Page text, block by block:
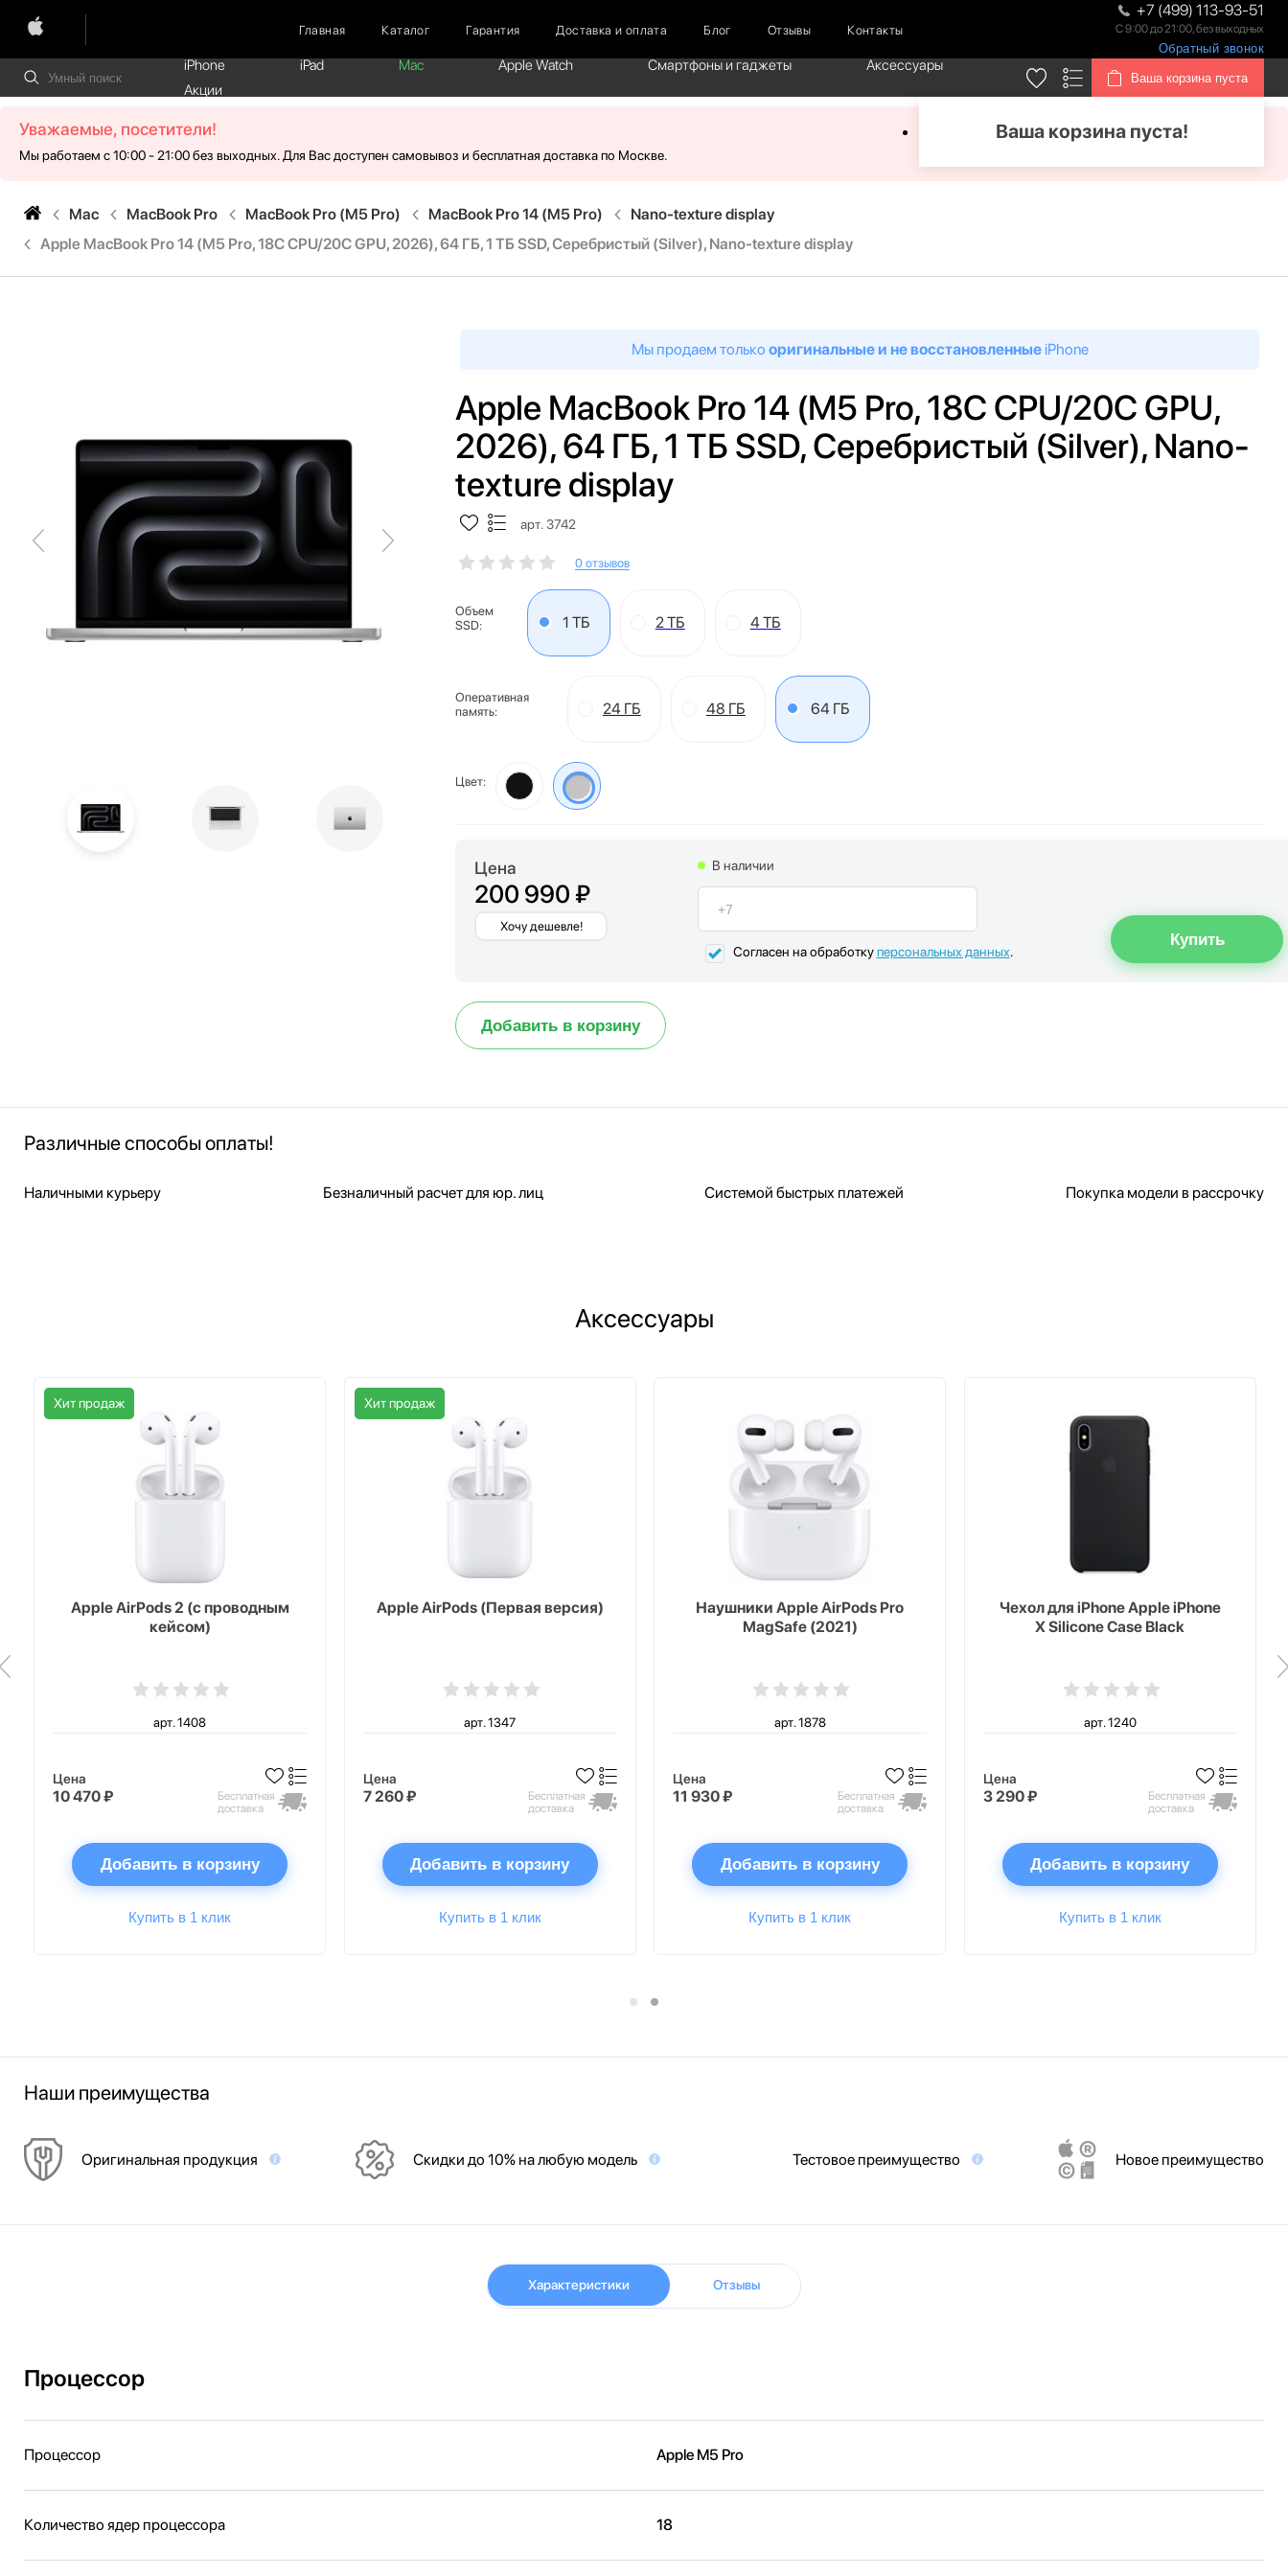
Главная Каталог Гарантия Доставка и оплата Блог Отзывы Контакты
+7 (499) 113-93-51
С 9:00 до 21:00, без выходных
Обратный звонок
iPhone iPad Mac Apple Watch Смартфоны и гаджеты
Аксессуары
Акции
Ваша корзина пуста
Ваша корзина пуста!
Уважаемые, посетители!
Мы работаем с 10:00 - 21:00 без выходных. Для Вас доступен самовывоз и бесплатная доставка по Москве.
Mac MacBook Pro MacBook Pro (M5 Pro) MacBook Pro 14 (M5 Pro)
Nano-texture display
Apple MacBook Pro 14 (M5 Pro, 18C CPU/20C GPU, 2026), 64 ГБ, 1 ТБ SSD, Серебристый (Silver), Nano-texture display
Мы продаем только оригинальные и не восстановленныеiPhone
Apple MacBook Pro 14 (M5 Pro, 18C CPU/20C GPU,
2026), 64 ГБ, 1 ТБ SSD, Серебристый (Silver), Nano-
texture display
арт. 3742
0 отзывов
Объем
SSD:
1 ТБ 2 ТБ 4 ТБ
Оперативная
память:
24 ГБ 48 ГБ 64 ГБ
Цвет:
Цена
200 990 ₽
Хочу дешевле!
В наличии
Согласен на обработкуперсональных данных.
Добавить в корзину
Различные способы оплаты!
Наличными курьеру Безналичный расчет для юр. лиц Системой быстрых платежей Покупка модели в рассрочку
Аксессуары
Хит продаж
Apple AirPods 2 (с проводным
кейсом)
арт. 1408
Цена
10 470 ₽
Бесплатная
доставка
Добавить в корзину
Купить в 1 клик
Хит продаж
Apple AirPods (Первая версия)
арт. 1347
Цена
7 260 ₽
Бесплатная
доставка
Добавить в корзину
Купить в 1 клик
Наушники Apple AirPods Pro
MagSafe (2021)
арт. 1878
Цена
11 930 ₽
Бесплатная
доставка
Добавить в корзину
Купить в 1 клик
Чехол для iPhone Apple iPhone
X Silicone Case Black
арт. 1240
Цена
3 290 ₽
Бесплатная
доставка
Добавить в корзину
Купить в 1 клик
Наши преимущества
Оригинальная продукция Скидки до 10% на любую модель Тестовое преимущество Новое преимущество
Характеристики Отзывы
Процессор
Процессор Apple M5 Pro
Количество ядер процессора 18